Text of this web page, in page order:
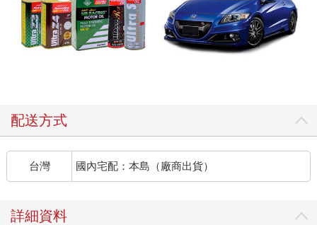
配送方式
台灣 國內宅配：本島（廠商出貨）
詳細資料